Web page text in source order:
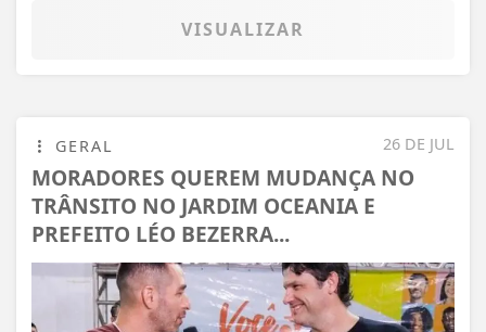
VISUALIZAR
26 DE JUL
GERAL
MORADORES QUEREM MUDANÇA NO
TRÂNSITO NO JARDIM OCEANIA E
PREFEITO LÉO BEZERRA...